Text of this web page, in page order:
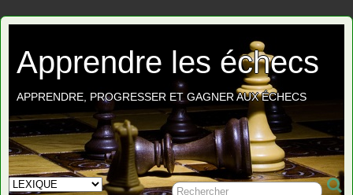
Apprendre les échecs
APPRENDRE, PROGRESSER ET GAGNER AUX ÉCHECS